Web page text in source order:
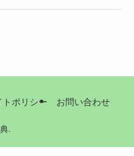
トポリシー お問い合わせ
.